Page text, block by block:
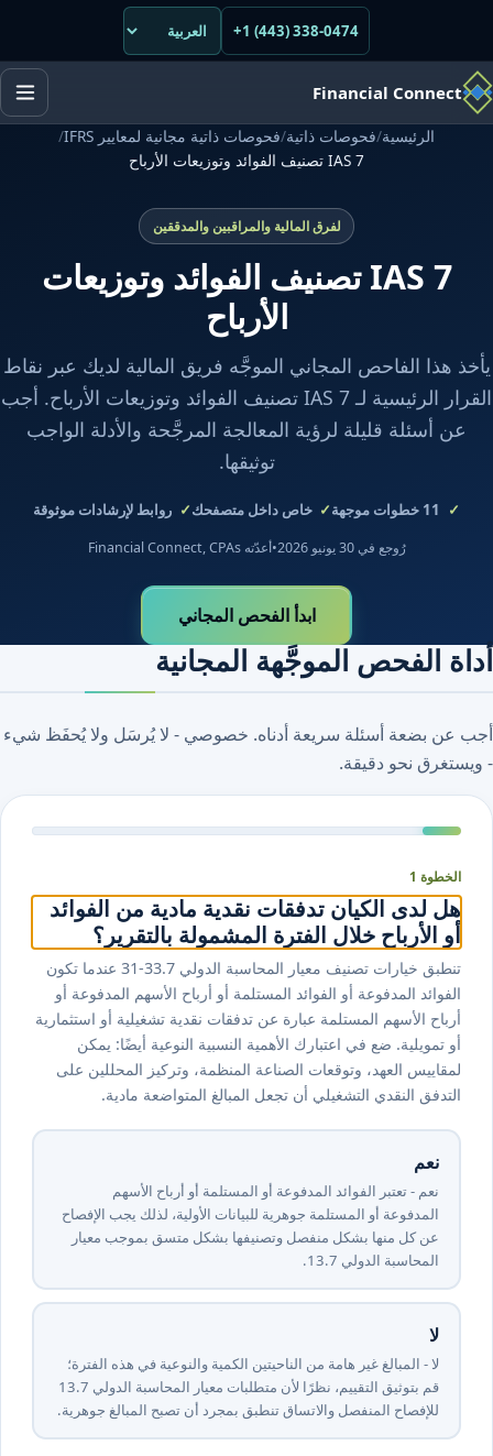
+1 (443) 338-0474
Financial Connect
الرئيسية/فحوصات ذاتية/فحوصات ذاتية مجانية لمعايير IFRS
/
IAS 7 تصنيف الفوائد وتوزيعات الأرباح
لفرق المالية والمراقبين والمدققين
IAS 7 تصنيف الفوائد وتوزيعات
الأرباح
يأخذ هذا الفاحص المجاني الموجَّه فريق المالية لديك عبر نقاط
القرار الرئيسية لـ IAS 7 تصنيف الفوائد وتوزيعات الأرباح. أجب
عن أسئلة قليلة لرؤية المعالجة المرجَّحة والأدلة الواجب
توثيقها.
11 خطوات موجهة خاص داخل متصفحك روابط لإرشادات موثوقة
رُوجع في 30 يونيو 2026 •أعدّته Financial Connect, CPAs
ابدأ الفحص المجاني
أداة الفحص الموجَّهة المجانية
أجب عن بضعة أسئلة سريعة أدناه. خصوصي - لا يُرسَل ولا يُحفَظ شيء
- ويستغرق نحو دقيقة.
الخطوة 1
هل لدى الكيان تدفقات نقدية مادية من الفوائد
أو الأرباح خلال الفترة المشمولة بالتقرير؟
تنطبق خيارات تصنيف معيار المحاسبة الدولي ⁦7⁩.⁦31-33⁩ عندما تكون
الفوائد المدفوعة أو الفوائد المستلمة أو أرباح الأسهم المدفوعة أو
أرباح الأسهم المستلمة عبارة عن تدفقات نقدية تشغيلية أو استثمارية
أو تمويلية. ضع في اعتبارك الأهمية النسبية النوعية أيضًا: يمكن
لمقاييس العهد، وتوقعات الصناعة المنظمة، وتركيز المحللين على
التدفق النقدي التشغيلي أن تجعل المبالغ المتواضعة مادية.
نعم
نعم - تعتبر الفوائد المدفوعة أو المستلمة أو أرباح الأسهم
المدفوعة أو المستلمة جوهرية للبيانات الأولية، لذلك يجب الإفصاح
عن كل منها بشكل منفصل وتصنيفها بشكل متسق بموجب معيار
المحاسبة الدولي ⁦7⁩.⁦31⁩.
لا
لا - المبالغ غير هامة من الناحيتين الكمية والنوعية في هذه الفترة؛
للإفصاح المنفصل والاتساق تنطبق بمجرد أن تصبح المبالغ جوهرية.